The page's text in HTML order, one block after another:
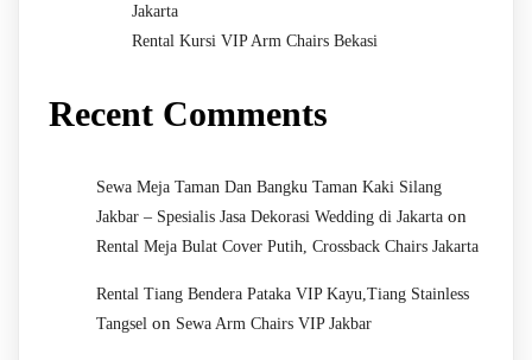
Jakarta
Rental Kursi VIP Arm Chairs Bekasi
Recent Comments
Sewa Meja Taman Dan Bangku Taman Kaki Silang
Jakbar – Spesialis Jasa Dekorasi Wedding di Jakarta on
Rental Meja Bulat Cover Putih, Crossback Chairs Jakarta
Rental Tiang Bendera Pataka VIP Kayu,Tiang Stainless
Tangsel on Sewa Arm Chairs VIP Jakbar